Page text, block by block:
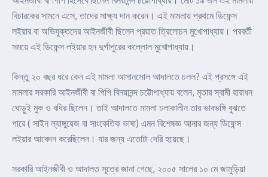
বিচারকের সামনে এসে, তাদের সাক্ষ্য দান করেন। এই মামলায় প্রথমে ডিফেন্স
লইয়ার বা অভিযুক্তদের আইনজীবী ছিলেন প্রয়াত ত্রিলোচন মুখোপাধ্যায়। পরবর্তী
সময়ে এই ডিফেন্স লইয়ার হন দুর্গাপুরের কল্লোল মুখোপাধ্যায়।
কিন্তু ২০ বছর ধরে কেন এই মামলা আসানসোল আদালতে চলল? এই প্রসঙ্গে এই
মামলার সরকারি আইনজীবী বা পিপি বিনয়ানন্দ চট্টোপাধ্যায় বলেন, মৃতার স্বামী হারাধন
ঘোড়ুই মুক ও বধির ছিলেন। তাই আদালতে মামলা চলাকালীন তার ভাবভঙ্গি বুঝতে
পারে ( সাইন ল্যাঙ্গুয়েজ বা সাংকেতিক ভাষা) এমন বিশেষজ্ঞ আনার জন্য ডিফেন্স
লইয়ার আবেদন করেছিলেন। যার জন্য এতোটা দেরি হয়েছে।
সরকারি আইনজীবী ও আদালত সূত্রে জানা গেছে, ২০০৫ সালের ১০ মে জামুড়িয়া